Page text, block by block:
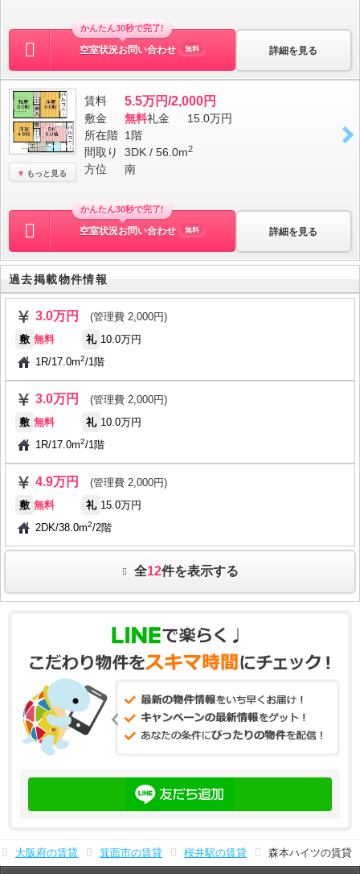
詳細を見る
かんたん30秒で完了!
空室状況お問い合わせ 無料
もっと見る
賃料 5.5万円/2,000円
敷金 無料礼金
15.0万円
所在階 1階
間取り
3DK / 56.0m2
方位 南
詳細を見る
かんたん30秒で完了!
空室状況お問い合わせ 無料
過去掲載物件情報
3.0万円
(管理費 2,000円)
敷 無料 礼 10.0万円
1R/17.0m2/1階
3.0万円
(管理費 2,000円)
敷 無料 礼 10.0万円
1R/17.0m2/1階
4.9万円
(管理費 2,000円)
敷 無料 礼 15.0万円
2DK/38.0m2/2階
全12件を表示する
大阪府の賃貸 箕面市の賃貸 桜井駅の賃貸 森本ハイツの賃貸